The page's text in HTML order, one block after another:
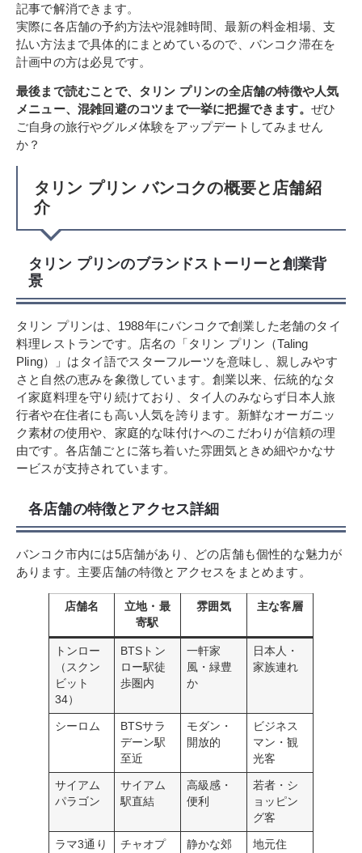
記事で解消できます。
実際に各店舗の予約方法や混雑時間、最新の料金相場、支
払い方法まで具体的にまとめているので、バンコク滞在を
計画中の方は必見です。
最後まで読むことで、タリン プリンの全店舗の特徴や人気
メニュー、混雑回避のコツまで一挙に把握できます。 ぜひ
ご自身の旅行やグルメ体験をアップデートしてみません
か？
タリン プリン バンコクの概要と店舗紹
介
タリン プリンのブランドストーリーと創業背
景
タリン プリンは、1988年にバンコクで創業した老舗のタイ
料理レストランです。店名の「タリン プリン（Taling
Pling）」はタイ語でスターフルーツを意味し、親しみやす
さと自然の恵みを象徴しています。創業以来、伝統的なタ
イ家庭料理を守り続けており、タイ人のみならず日本人旅
行者や在住者にも高い人気を誇ります。新鮮なオーガニッ
ク素材の使用や、家庭的な味付けへのこだわりが信頼の理
由です。各店舗ごとに落ち着いた雰囲気ときめ細やかなサ
ービスが支持されています。
各店舗の特徴とアクセス詳細
バンコク市内には5店舗があり、どの店舗も個性的な魅力が
あります。主要店舗の特徴とアクセスをまとめます。
店舗名
立地・最
寄駅
雰囲気 主な客層
トンロー
（スクン
ビット
34）
BTSトン
ロー駅徒
歩圏内
一軒家
風・緑豊
か
日本人・
家族連れ
シーロム
BTSサラ
デーン駅
至近
モダン・
開放的
ビジネス
マン・観
光客
サイアム
パラゴン
サイアム
駅直結
高級感・
便利
若者・シ
ョッピン
グ客
ラマ3通り
チャオプ
静かな郊
地元住